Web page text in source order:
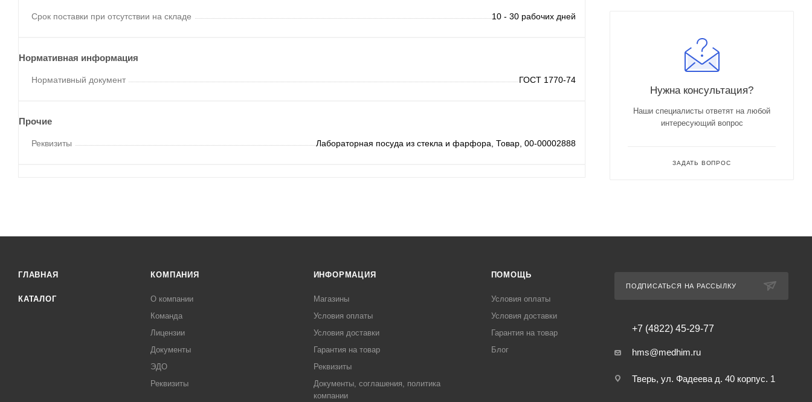
Срок поставки при отсутствии на складе 10 - 30 рабочих дней
Нормативная информация
Нормативный документ ГОСТ 1770-74
Прочие
Реквизиты Лабораторная посуда из стекла и фарфора, Товар, 00-00002888
Нужна консультация?
Наши специалисты ответят на любой
интересующий вопрос
ЗАДАТЬ ВОПРОС
ГЛАВНАЯ
КАТАЛОГ
КОМПАНИЯ
О компании
Команда
Лицензии
Документы
ЭДО
Реквизиты
ИНФОРМАЦИЯ
Магазины
Условия оплаты
Условия доставки
Гарантия на товар
Реквизиты
Документы, соглашения, политика
компании
ПОМОЩЬ
Условия оплаты
Условия доставки
Гарантия на товар
Блог
ПОДПИСАТЬСЯ НА РАССЫЛКУ
+7 (4822) 45-29-77
hms@medhim.ru
Тверь, ул. Фадеева д. 40 корпус. 1